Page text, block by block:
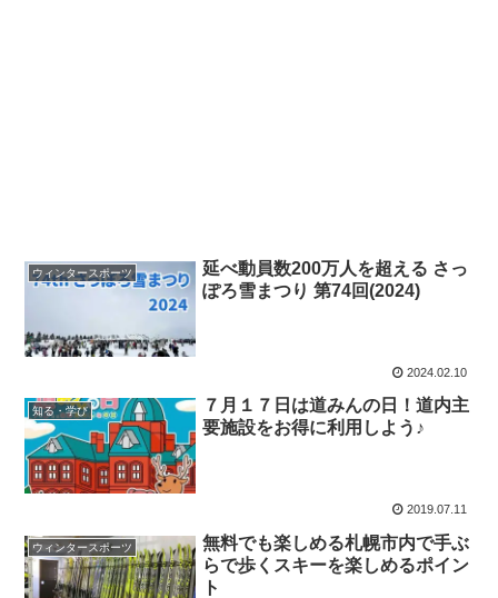
ウィンタースポーツ
延べ動員数200万人を超える さっ
ぽろ雪まつり 第74回(2024)
2024.02.10
知る・学び
７月１７日は道みんの日！道内主
要施設をお得に利用しよう♪
2019.07.11
ウィンタースポーツ
無料でも楽しめる札幌市内で手ぶ
らで歩くスキーを楽しめるポイン
ト